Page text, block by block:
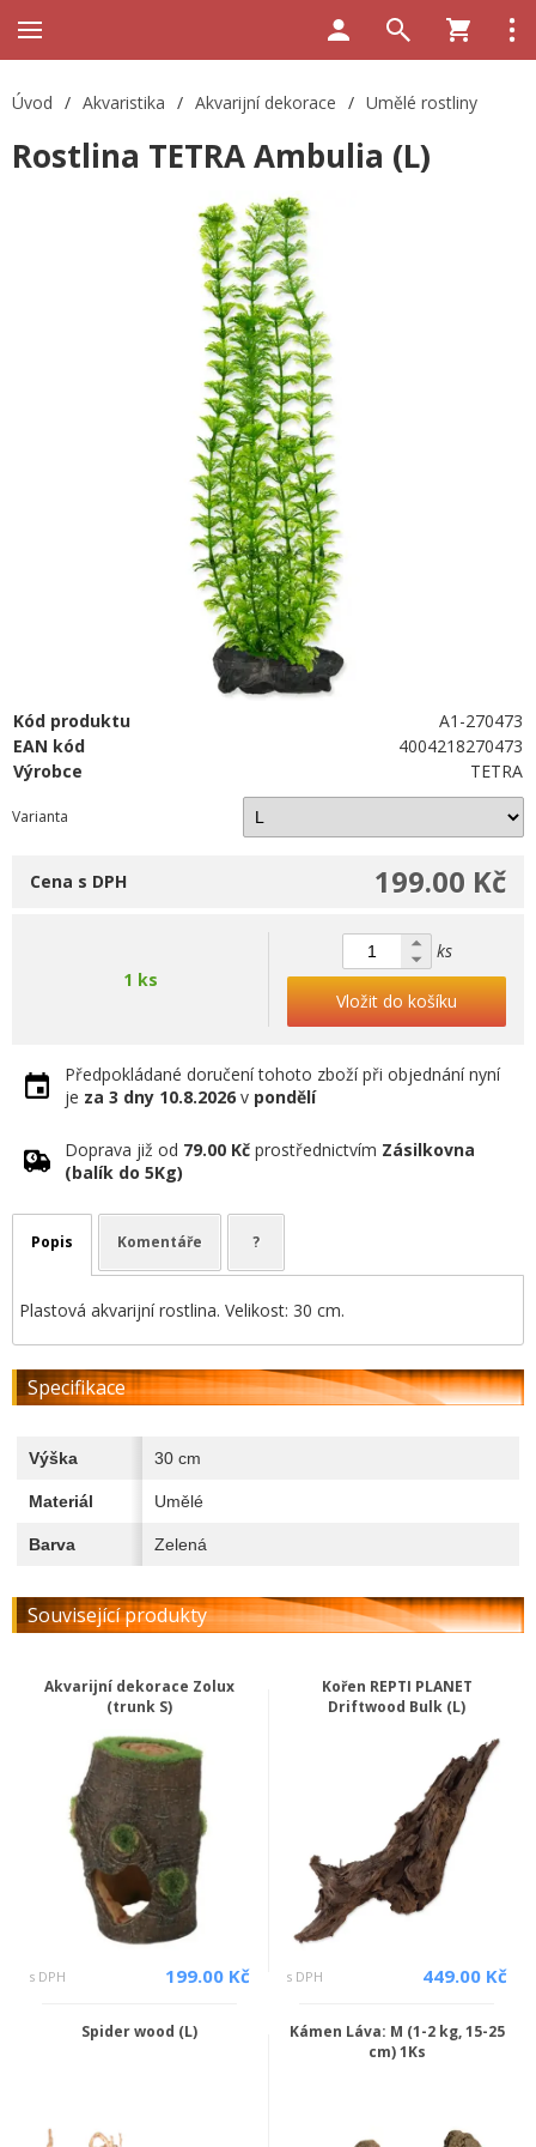
Úvod / Akvaristika / Akvarijní dekorace / Umělé rostliny
Rostlina TETRA Ambulia (L)
Kód produktu
A1-270473
EAN kód
4004218270473
Výrobce
TETRA
Varianta
199.00 Kč
Cena s DPH
1 ks
ks
Vložit do košíku
Předpokládané doručení tohoto zboží při objednání nyní
je za 3 dny 10.8.2026 v pondělí
Doprava již od 79.00 Kč prostřednictvím Zásilkovna
(balík do 5Kg)
Popis Komentáře ?
Plastová akvarijní rostlina. Velikost: 30 cm.
Specifikace
Výška 30 cm
Materiál Umělé
Barva Zelená
Související produkty
Akvarijní dekorace Zolux
(trunk S)
s DPH 199.00 Kč
Kořen REPTI PLANET
Driftwood Bulk (L)
s DPH 449.00 Kč
Spider wood (L)
Kámen Láva: M (1-2 kg, 15-25
cm) 1Ks